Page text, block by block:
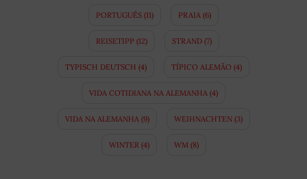
PORTUGUÊS (11) PRAIA (6)
REISETIPP(12) STRAND(7)
TYPISCH DEUTSCH (4) TÍPICO ALEMÃO (4)
VIDA COTIDIANA NA ALEMANHA (4)
VIDA NA ALEMANHA (9) WEIHNACHTEN(3)
WINTER (4) WM (8)